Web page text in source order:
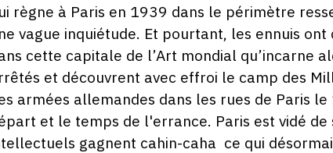
règne à Paris en 1939 dans le périmètre
vague inquiétude. Et pourtant, les ennuis
cette capitale de l’Art mondial qu’incarne
et découvrent avec effroi le camp des
armées allemandes dans les rues de Paris
et le temps de l'errance. Paris est vidé
gagnent cahin-caha ce qui